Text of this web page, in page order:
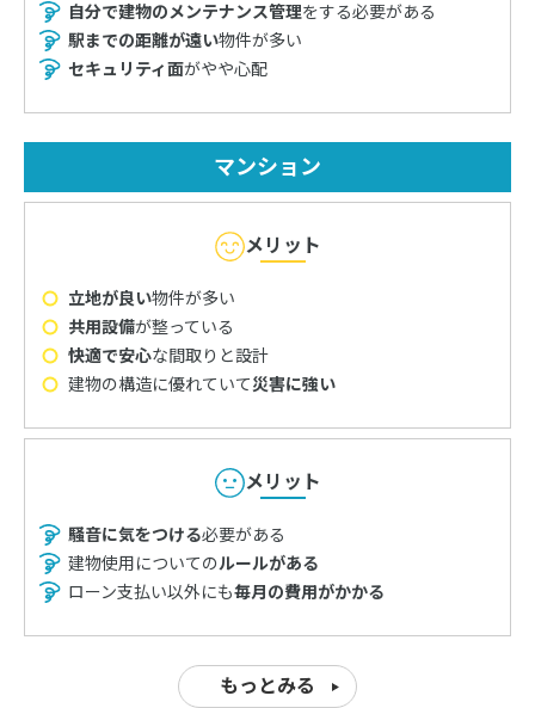
自分で建物のメンテナンス管理をする必要がある
駅までの距離が遠い物件が多い
セキュリティ面がやや心配
マンション
メリット
立地が良い物件が多い
共用設備が整っている
快適で安心な間取りと設計
建物の構造に優れていて災害に強い
メリット
騒音に気をつける必要がある
建物使用についてのルールがある
ローン支払い以外にも毎月の費用がかかる
もっとみる